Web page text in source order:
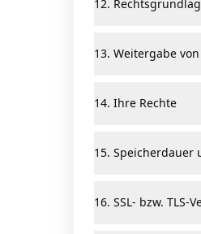
12.
13. Weitergabe
14. Ihre Rechte
15. Speicherdauer
16. SSL- bzw. TLS-